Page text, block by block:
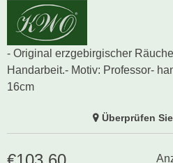
- Original erzgebirgischer
Handarbeit.- Motiv: Professor-
16cm
Überprüfen